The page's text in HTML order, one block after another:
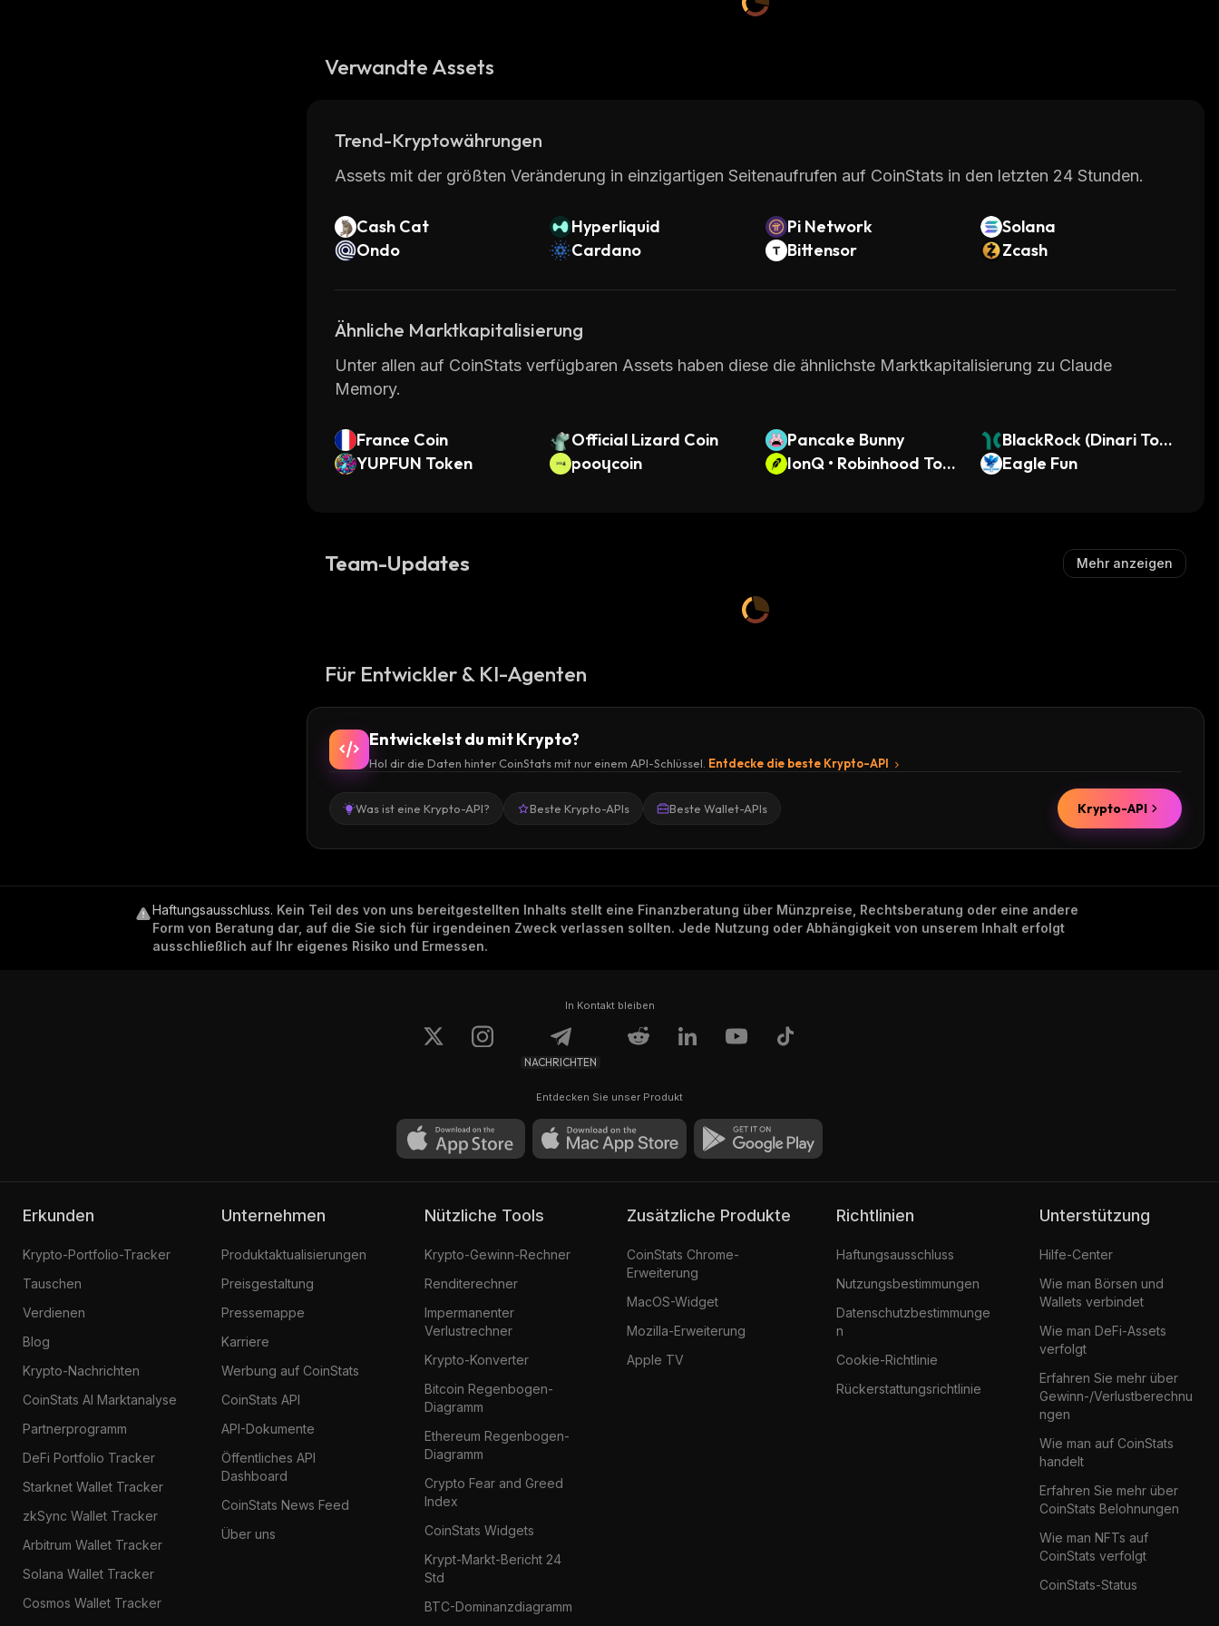
Verwandte Assets
Trend-Kryptowährungen
Assets mit der größten Veränderung in einzigartigen Seitenaufrufen auf CoinStats in den letzten 24 Stunden.
Cash Cat Hyperliquid Pi Network
Solana
Ondo
Cardano Bittensor Zcash
Ähnliche Marktkapitalisierung
Unter allen auf CoinStats verfügbaren Assets haben diese die ähnlichste Marktkapitalisierung zu Claude
Memory.
France Coin Official Lizard Coin Pancake Bunny
BlackRock (Dinari Tok
enized Stock)
YUPFUN Token pooɥcoin
IonQ • Robinhood Toke
Eagle Fun
Team-Updates Mehr anzeigen
Für Entwickler & KI-Agenten
Entwickelst du mit Krypto?
Hol dir die Daten hinter CoinStats mit nur einem API-Schlüssel. Entdecke die beste Krypto-API
Was ist eine Krypto-API? Beste Krypto-APIs Beste Wallet-APIs Krypto-API
Haftungsausschluss. Kein Teil des von uns bereitgestellten Inhalts stellt eine Finanzberatung über Münzpreise, Rechtsberatung oder eine andere
Form von Beratung dar, auf die Sie sich für irgendeinen Zweck verlassen sollten. Jede Nutzung oder Abhängigkeit von unserem Inhalt erfolgt
ausschließlich auf Ihr eigenes Risiko und Ermessen.
In Kontakt bleiben
NACHRICHTEN
Entdecken Sie unser Produkt
Erkunden
Krypto-Portfolio-Tracker
Tauschen
Verdienen
Blog
Krypto-Nachrichten
CoinStats AI Marktanalyse
Partnerprogramm
DeFi Portfolio Tracker
Starknet Wallet Tracker
zkSync Wallet Tracker
Arbitrum Wallet Tracker
Solana Wallet Tracker
Cosmos Wallet Tracker
Unternehmen
Produktaktualisierungen
Preisgestaltung
Pressemappe
Karriere
Werbung auf CoinStats
CoinStats API
API-Dokumente
Öffentliches API
Dashboard
CoinStats News Feed
Über uns
Nützliche Tools
Krypto-Gewinn-Rechner
Renditerechner
Impermanenter
Verlustrechner
Krypto-Konverter
Bitcoin Regenbogen-
Diagramm
Ethereum Regenbogen-
Diagramm
Crypto Fear and Greed
Index
CoinStats Widgets
Krypt-Markt-Bericht 24
Std
BTC-Dominanzdiagramm
Zusätzliche Produkte
CoinStats Chrome-
Erweiterung
MacOS-Widget
Mozilla-Erweiterung
Apple TV
Richtlinien
Haftungsausschluss
Nutzungsbestimmungen
Datenschutzbestimmunge
n
Cookie-Richtlinie
Rückerstattungsrichtlinie
Unterstützung
Hilfe-Center
Wie man Börsen und
Wallets verbindet
Wie man DeFi-Assets
verfolgt
Erfahren Sie mehr über
Gewinn-/Verlustberechnu
ngen
Wie man auf CoinStats
handelt
Erfahren Sie mehr über
CoinStats Belohnungen
Wie man NFTs auf
CoinStats verfolgt
CoinStats-Status